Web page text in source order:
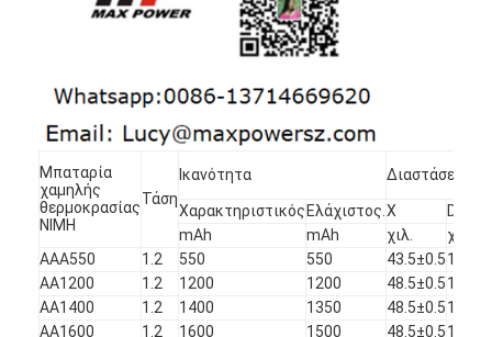
Ειδήσεις
ιονικές επαναφορτιζόμενες μπαταρίες λίθιου
Μπαταρία Lithium Polymer
μπαταρίες ενεργειακής αποθήκευσης
Μπαταρία
χαμηλής
θερμοκρασίας
NIMH
Τάση
Ικανότητα Διαστάσεις
Χαρακτηριστικός Ελάχιστος. Χ
Dia.
mAh
mAh χιλ.
χιλ.
AAA550
1.2 550 550 43.5±0.5
AA1200
1.2 1200 1200 48.5±0.5
AA1400
1.2 1400 1350 48.5±0.5
AA1600
1.2 1600 1500 48.5±0.5